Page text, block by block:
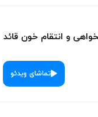
و انتقام خون قائد
تماشای ویدئو